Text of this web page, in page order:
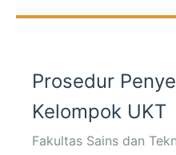
Prosedur
Kelompok UKT
Fakultas Sains dan